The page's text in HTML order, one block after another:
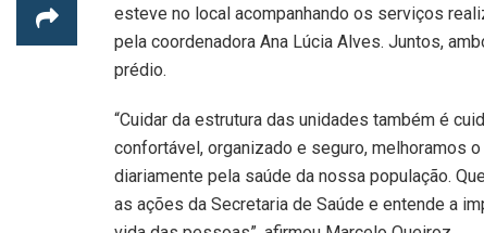
esteve no local acompanhando os serviços
pela coordenadora Ana Lúcia Alves. Juntos,
prédio.
“Cuidar da estrutura das unidades também é
confortável, organizado e seguro, melhoramos
diariamente pela saúde da nossa população.
as ações da Secretaria de Saúde e entende a